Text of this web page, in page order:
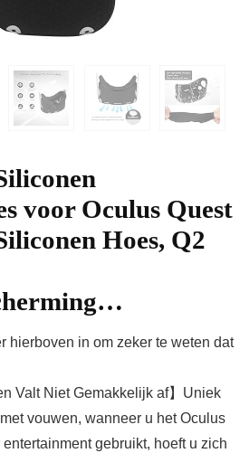
voor Oculus Quest
Hoes, Q2
hierboven in om zeker te weten dat
Valt Niet Gemakkelijk af】Uniek
vouwen, wanneer u het Oculus
gebruikt, hoeft u zich